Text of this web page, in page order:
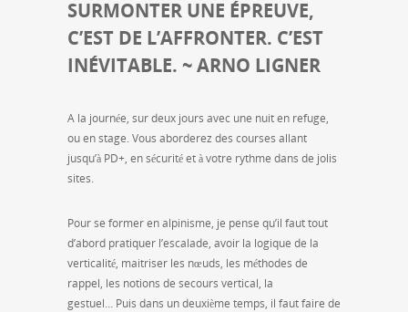
SURMONTER UNE ÉPREUVE,
C’EST DE L’AFFRONTER. C’EST
INÉVITABLE. ~ ARNO LIGNER
A la journée, sur deux jours avec une nuit en refuge,
ou en stage. Vous aborderez des courses allant
jusqu’à PD+, en sécurité et à votre rythme dans de jolis
sites.
Pour se former en alpinisme, je pense qu’il faut tout
d’abord pratiquer l’escalade, avoir la logique de la
verticalité, maitriser les nœuds, les méthodes de
rappel, les notions de secours vertical, la
gestuel… Puis dans un deuxième temps, il faut faire de